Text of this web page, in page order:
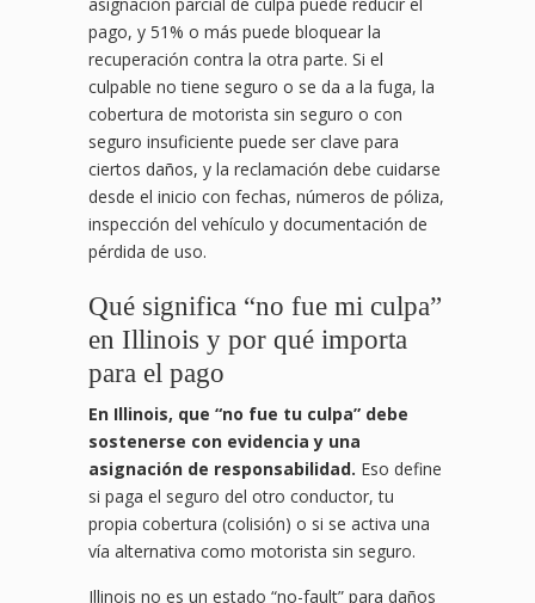
pago, y 51% o más puede bloquear la
recuperación contra la otra parte. Si el
culpable no tiene seguro o se da a la fuga, la
cobertura de motorista sin seguro o con
seguro insuficiente puede ser clave para
ciertos daños, y la reclamación debe cuidarse
desde el inicio con fechas, números de póliza,
inspección del vehículo y documentación de
pérdida de uso.
Qué significa “no fue mi culpa”
en Illinois y por qué importa
para el pago
En Illinois, que “no fue tu culpa” debe
sostenerse con evidencia y una
asignación de responsabilidad. Eso define
si paga el seguro del otro conductor, tu
propia cobertura (colisión) o si se activa una
vía alternativa como motorista sin seguro.
Illinois no es un estado “no-fault” para daños